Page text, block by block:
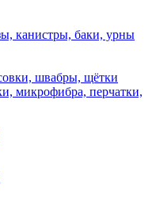
канистры, баки, урны
швабры, щётки
микрофибра, перчатки,